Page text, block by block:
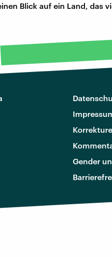
Blick auf ein Land, das
Gender